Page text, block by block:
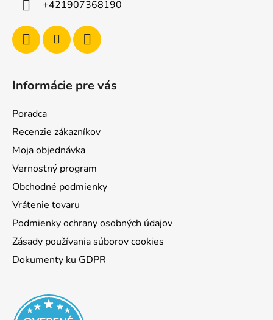
+421907368190
Informácie pre vás
Poradca
Recenzie zákazníkov
Moja objednávka
Vernostný program
Obchodné podmienky
Vrátenie tovaru
Podmienky ochrany osobných údajov
Zásady používania súborov cookies
Dokumenty ku GDPR